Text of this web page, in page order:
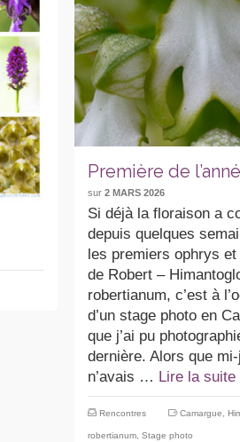
Première de
sur2 MARS 2026
Si déjà la floraison a
depuis quelques
les premiers ophrys
de Robert –
robertianum, c’est à
d’un stage photo en
que j’ai pu
dernière. Alors que
n’avais … Lire la suite
Rencontres Camargue,
robertianum,Stage photo